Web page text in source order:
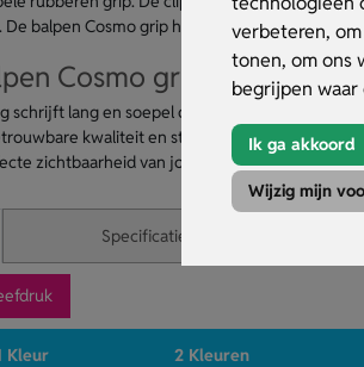
verbeteren,
tonen, om ons
begrijpen waar
Ik ga akkoord
Wijzig mijn
balpen Cosmo grip hardcolour zet je merk
Cosmo grip hardcolour
schrijft lang en soepel door.
kwaliteit en strakke afwerking.
zichtbaarheid van jouw logo.
Specificaties
Kleur 2 Kleuren